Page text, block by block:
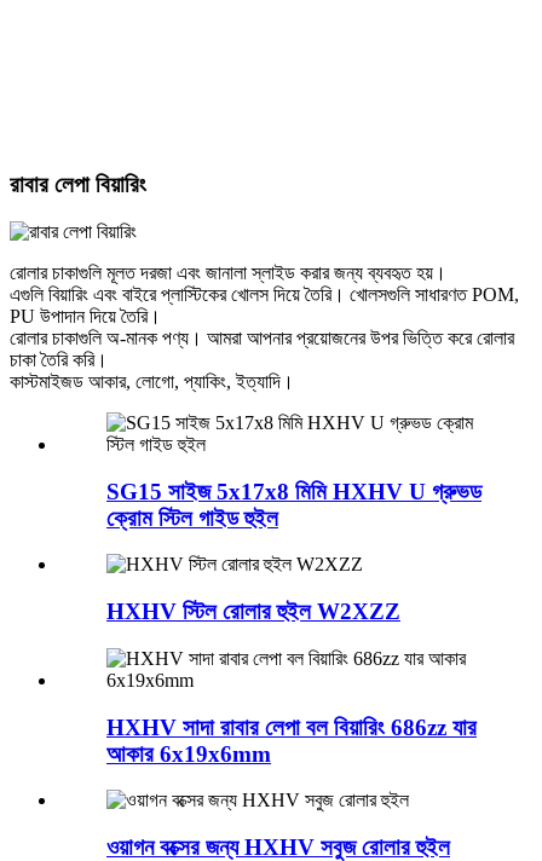
রাবার লেপা বিয়ারিং
রোলার চাকাগুলি মূলত দরজা এবং জানালা স্লাইড করার জন্য ব্যবহৃত হয়।
এগুলি বিয়ারিং এবং বাইরে প্লাস্টিকের খোলস দিয়ে তৈরি। খোলসগুলি সাধারণত POM,
PU উপাদান দিয়ে তৈরি।
রোলার চাকাগুলি অ-মানক পণ্য। আমরা আপনার প্রয়োজনের উপর ভিত্তি করে রোলার
চাকা তৈরি করি।
কাস্টমাইজড আকার, লোগো, প্যাকিং, ইত্যাদি।
SG15 সাইজ 5x17x8 মিমি HXHV U গ্রুভড
ক্রোম স্টিল গাইড হুইল
HXHV স্টিল রোলার হুইল W2XZZ
HXHV সাদা রাবার লেপা বল বিয়ারিং 686zz যার
আকার 6x19x6mm
ওয়াগন বক্সের জন্য HXHV সবুজ রোলার হুইল